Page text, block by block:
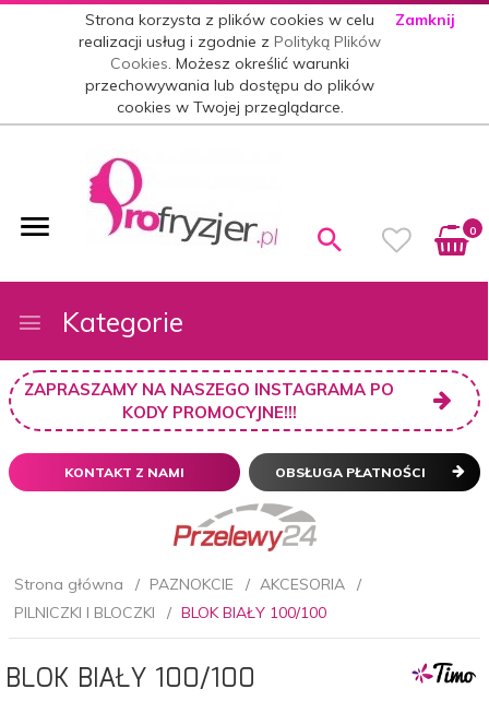
Strona korzysta z plików cookies w celu
realizacji usług i zgodnie zPolityką Plików
Cookies. Możesz określić warunki
przechowywania lub dostępu do plików
cookies w Twojej przeglądarce.
Zamknij
0
Kategorie
ZAPRASZAMY NA NASZEGO INSTAGRAMA PO
KODY PROMOCYJNE!!!
KONTAKT Z NAMI OBSŁUGA PŁATNOŚCI
Strona główna PAZNOKCIE
AKCESORIA
PILNICZKI I BLOCZKI
BLOK BIAŁY 100/100
BLOK BIAŁY 100/100